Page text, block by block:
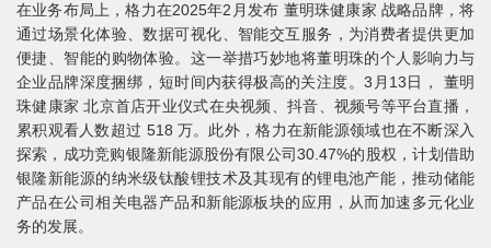
在业务布局上，格力在2025年2月发布 董明珠健康家 战略品牌，将
通过场景化体验、数据可视化、智能交互服务，为消费者提供更加
便捷、智能的购物体验。这一举措巧妙地将董明珠的个人影响力与
企业品牌深度捆绑，短时间内获得极高的关注度。3月13日， 董明
珠健康家 北京首店开业仪式在央视频、抖音、视频号等平台直播，
累积观看人数超过 518 万。此外，格力在新能源领域也在不断深入
探索，成功竞购银隆新能源股份有限公司30.47%的股权，计划借助
银隆新能源的纳米级钛酸锂技术及其现有的锂电池产能，推动储能
产品在公司相关电器产品和新能源板块的应用，从而加速多元化业
务的发展。